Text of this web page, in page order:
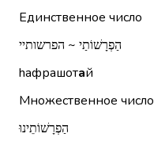
Единственное число
הַפְרָשׁוֹתַי ~ הפרשותיי
hафрашотай
Множественное число
הַפְרָשׁוֹתֵינוּ